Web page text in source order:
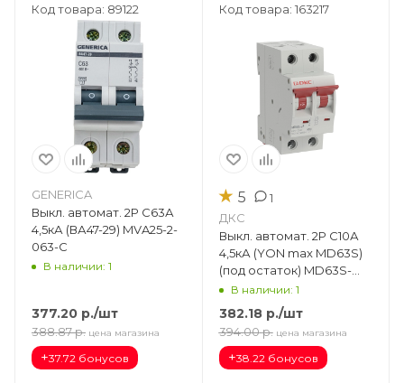
Код товара: 89122
GENERICA
Выкл. автомат. 2Р С63А
4,5кА (ВА47-29) MVA25-2-
063-C
В наличии: 1
377.20 р./шт
388.87 р. цена магазина
+37.72 бонусов
Код товара: 163217
★ 5 1
ДКС
Выкл. автомат. 2Р С10А
4,5кА (YON max MD63S)
(под остаток) MD63S-
2PC10
В наличии: 1
382.18р./шт
394.00 р. цена магазина
+38.22 бонусов